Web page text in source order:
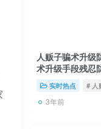
人贩子骗术升级
术升级手段残忍
实时热点 # 人
3年前